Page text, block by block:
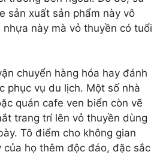
sản xuất sản phẩm này vô
nhựa này mà vỏ thuyền có tuổi
chuyển hàng hóa hay đánh
phục vụ du lịch. Một số nhà
quán cafe ven biển còn vẽ
trang trí lên vỏ thuyền dùng
Tô điểm cho không gian
của họ thêm độc đáo, đặc sắc